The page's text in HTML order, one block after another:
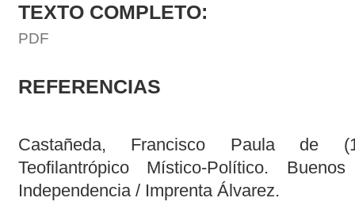
TEXTO COMPLETO:
PDF
REFERENCIAS
Castañeda, Francisco Paula de
Teofilantrópico Místico-Político.
Independencia / Imprenta Álvarez.